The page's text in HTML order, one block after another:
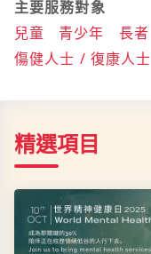
主要服務對象
兒童
青少年 長者
傷健人士 / 復康人士
精選項目